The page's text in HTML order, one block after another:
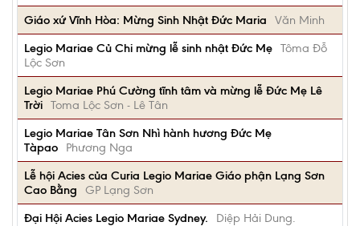
Giáo xứ Vĩnh Hòa: Mừng Sinh Nhật Đức Maria
Văn Minh
Legio Mariae Củ Chi mừng lễ sinh nhật Đức Mẹ Tôma Đỗ
Lộc Sơn
Legio Mariae Phú Cường tĩnh tâm và mừng lễ Đức Mẹ Lê
Trời Toma Lộc Sơn - Lê Tân
Legio Mariae Tân Sơn Nhì hành hương Đức Mẹ
Tàpao
Phương Nga
Lễ hội Acies của Curia Legio Mariae Giáo phận Lạng Sơn
Cao Bằng
GP Lạng Sơn
Đại Hội Acies Legio Mariae Sydney.
Diệp Hải Dung.